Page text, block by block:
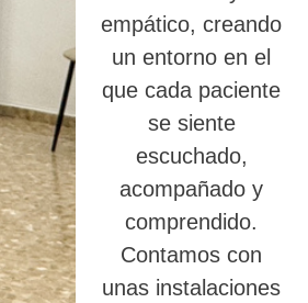
empático, creando
un entorno en el
que cada paciente
se siente
escuchado,
acompañado y
comprendido.
Contamos con
unas instalaciones